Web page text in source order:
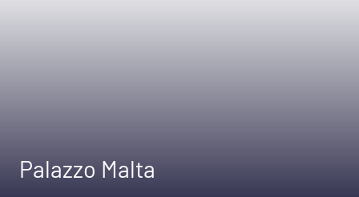
Palazzo Malta